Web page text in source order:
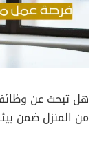
هل تبحث عن
من المنزل ضمن